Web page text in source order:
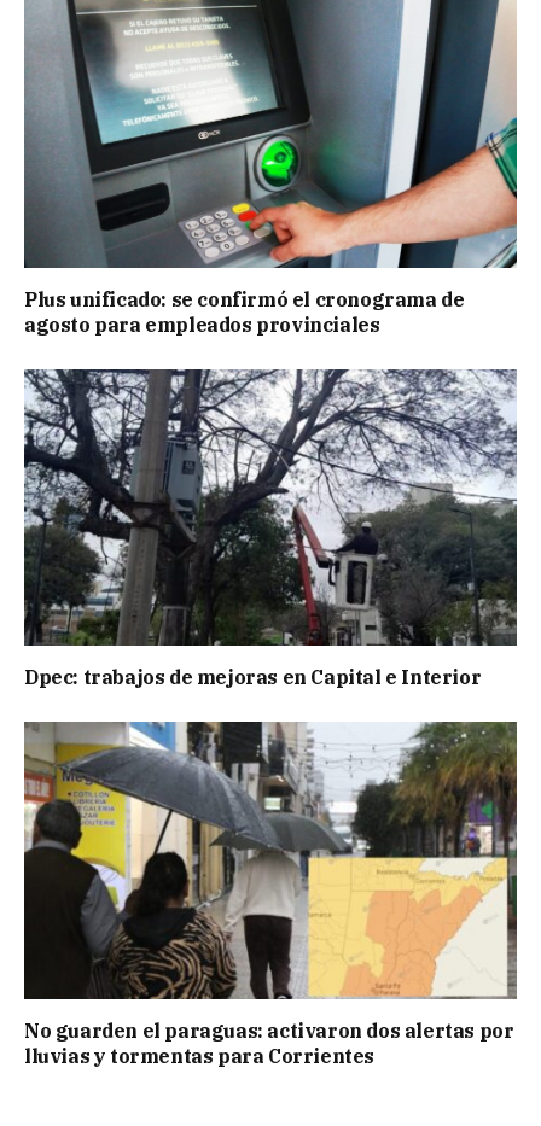
Plus unificado: se confirmó el cronograma de
agosto para empleados provinciales
Dpec: trabajos de mejoras en Capital e Interior
No guarden el paraguas: activaron dos alertas por
lluvias y tormentas para Corrientes